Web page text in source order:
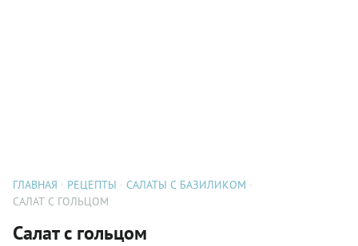
ГЛАВНАЯ РЕЦЕПТЫ
САЛАТЫ С БАЗИЛИКОМ
САЛАТ С ГОЛЬЦОМ
Салат с гольцом